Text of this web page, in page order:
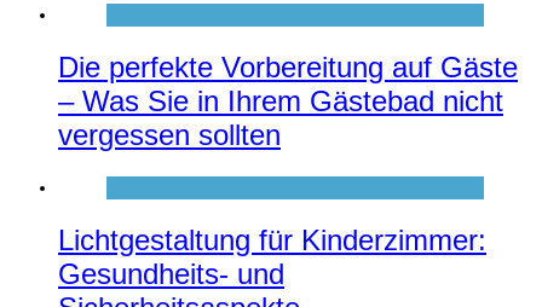
Die perfekte Vorbereitung auf Gäste
– Was Sie in Ihrem Gästebad nicht
vergessen sollten
Lichtgestaltung für Kinderzimmer:
Gesundheits- und